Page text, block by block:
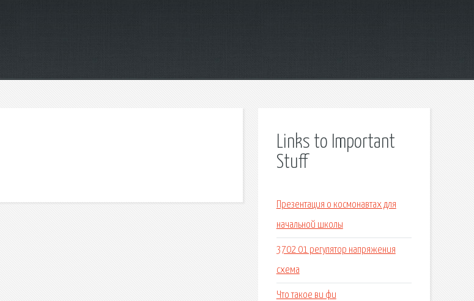
Links to Important
Stuff
Презентация о космонавтах для
начальной школы
3702 01 регулятор напряжения
схема
Что такое ви фи